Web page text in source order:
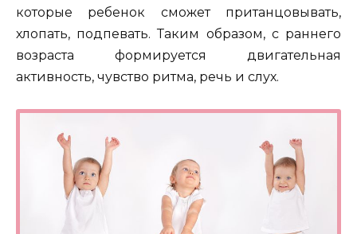
которые ребенок сможет пританцовывать,
хлопать, подпевать. Таким образом, с раннего
возраста формируется двигательная
активность, чувство ритма, речь и слух.